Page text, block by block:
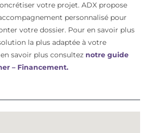
votre projet. ADX propose
personnalisé pour
votre dossier. Pour en savoir plus
la plus adaptée à votre
savoir plus consulteznotre guide
– Financement.